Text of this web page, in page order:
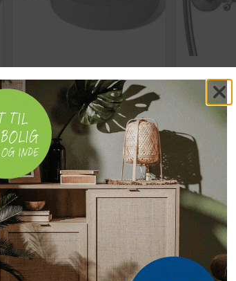
Brandslange flad 20 m med C-
Storz koblinger - 2" vandslange
til pumper
(387)
490,-
449,- Vis
På lager
messing
1.092,-
819,-
På lager
TILBUD TILBUD